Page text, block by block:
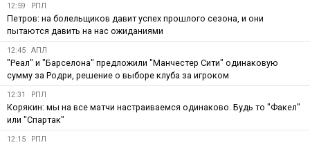
12:59 РПЛ
Петров: на болельщиков давит успех прошлого сезона, и они
пытаются давить на нас ожиданиями
12:45 АПЛ
"Реал" и "Барселона" предложили "Манчестер Сити" одинаковую
сумму за Родри, решение о выборе клуба за игроком
12:31 РПЛ
Корякин: мы на все матчи настраиваемся одинаково. Будь то "Факел"
или "Спартак"
12:15 РПЛ